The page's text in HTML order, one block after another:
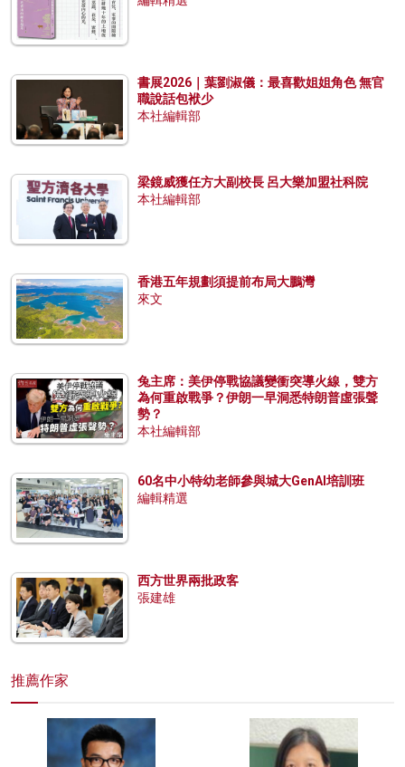
書展2026｜葉劉淑儀：最喜歡姐姐角色 無官
職說話包袱少
本社編輯部
梁鏡威獲任方大副校長 呂大樂加盟社科院
本社編輯部
香港五年規劃須提前布局大鵬灣
來文
兔主席：美伊停戰協議變衝突導火線，雙方
為何重啟戰爭？伊朗一早洞悉特朗普虛張聲
勢？
本社編輯部
60名中小特幼老師參與城大GenAI培訓班
編輯精選
西方世界兩批政客
張建雄
推薦作家